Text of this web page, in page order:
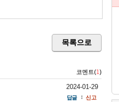
목록으로
코멘트(1)
2024-01-29
답글 신고